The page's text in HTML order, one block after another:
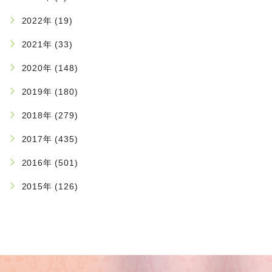
2022年 (19)
2021年 (33)
2020年 (148)
2019年 (180)
2018年 (279)
2017年 (435)
2016年 (501)
2015年 (126)